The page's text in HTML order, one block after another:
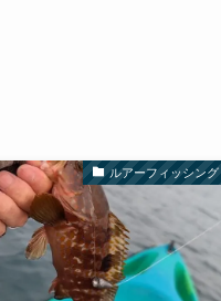
ルアーフィッシング